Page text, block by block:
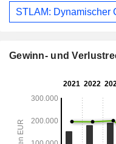
STLAM: Dynamischer
Gewinn- und